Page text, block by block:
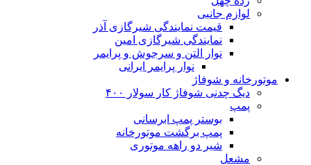
لوازم جانبی
قیمت نمایندگی شیرگازی آذر
نمایندگی شیرگازی امین
نوار التن و سرجوش و پرایمر
نوار پرایمر ایرانی
موتورخانه و شوفاژ
دیگ چدنی شوفاژ کار سولار ۴۰۰
پمپ
بوستر پمپ ابرسانی
پمپ برگشت موتورخانه
شیر دو راهه موتوری
مشعل